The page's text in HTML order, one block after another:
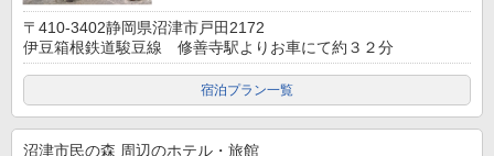
〒410-3402静岡県沼津市戸田2172
伊豆箱根鉄道駿豆線 修善寺駅よりお車にて約３２分
宿泊プラン一覧
沼津市民の森 周辺のホテル・旅館